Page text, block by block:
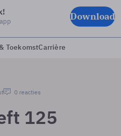
Download
ToekomstCarrière
0 reacties
125